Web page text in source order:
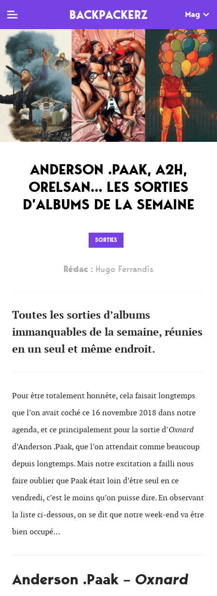
BACKPACKERZ Mag
TV
Clips
Live
Documentaires
MAG
Dossiers
Tops
Interviews
Sorties
Newsletter
AGENDA
Paris
Festivals
ANDERSON .PAAK, A2H,
ORELSAN… LES SORTIES
D’ALBUMS DE LA SEMAINE
SORTIES
Rédac : Hugo Ferrandis
Toutes les sorties d’albums
immanquables de la semaine, réunies
en un seul et même endroit.
Pour être totalement honnête, cela faisait longtemps
que l’on avait coché ce 16 novembre 2018 dans notre
agenda, et ce principalement pour la sortie d’Oxnard
d’Anderson .Paak, que l’on attendait comme beaucoup
depuis longtemps. Mais notre excitation a failli nous
faire oublier que Paak était loin d’être seul en ce
vendredi, c’est le moins qu’on puisse dire. En observant
la liste ci-dessous, on se dit que notre week-end va être
bien occupé…
Anderson .Paak – Oxnard